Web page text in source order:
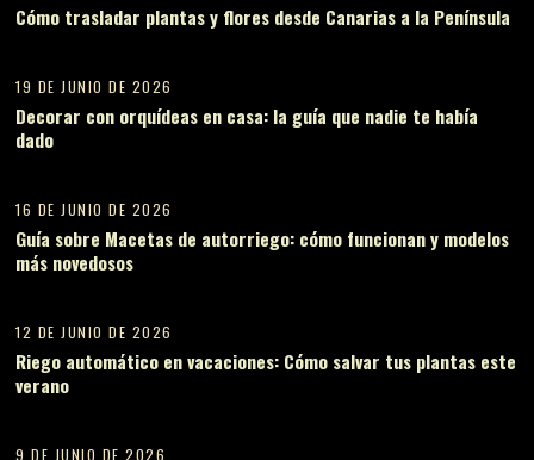
Cómo trasladar plantas y flores desde Canarias a la Península
09
19 DE JUNIO DE 2026
Decorar con orquídeas en casa: la guía que nadie te había
dado
16 DE JUNIO DE 2026
Guía sobre Macetas de autorriego: cómo funcionan y modelos
más novedosos
12 DE JUNIO DE 2026
Riego automático en vacaciones: Cómo salvar tus plantas este
verano
9 DE JUNIO DE 2026